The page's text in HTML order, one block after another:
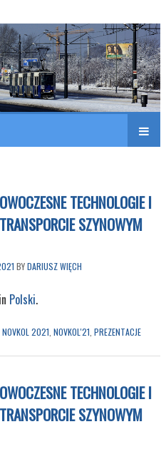
of Transportation
TECHNOLOGIE I
SZYNOWYM
BYDARIUSZ WIĘCH
Polski.
NOVKOL 2021 NOVKOL'21 PREZENTACJE
TECHNOLOGIE I
SZYNOWYM